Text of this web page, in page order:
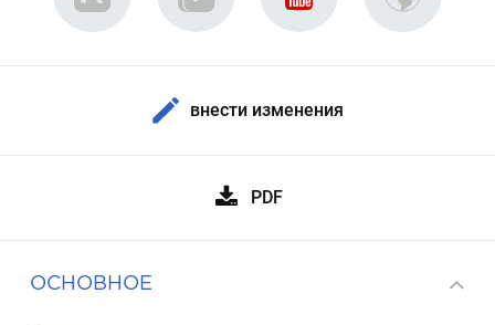
внести изменения
PDF
ОСНОВНОЕ